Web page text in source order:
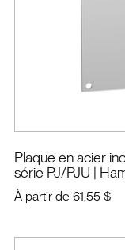
Plaque en acier
série PJ/PJU
|
À partir de 61,55 $